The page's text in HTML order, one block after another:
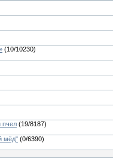
(10/10230)
пчел (19/8187)
мёд" (0/6390)